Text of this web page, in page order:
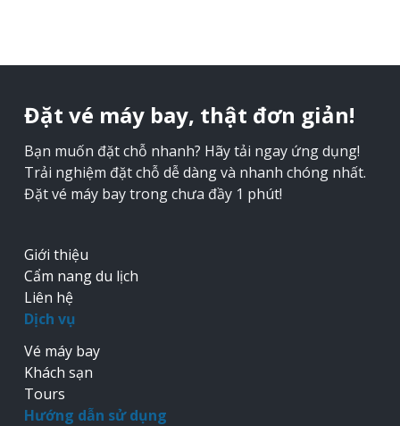
Đặt vé máy bay, thật đơn giản!
Bạn muốn đặt chỗ nhanh? Hãy tải ngay ứng dụng!
Trải nghiệm đặt chỗ dễ dàng và nhanh chóng nhất.
Đặt vé máy bay trong chưa đầy 1 phút!
Giới thiệu
Cẩm nang du lịch
Liên hệ
Dịch vụ
Vé máy bay
Khách sạn
Tours
Hướng dẫn sử dụng